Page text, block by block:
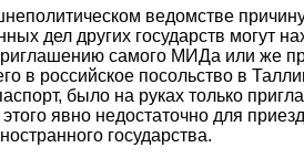
ведомстве
дел других государств могут
самого МИДа или же
в российское посольство в
было на руках только
этого явно недостаточно для
государства.